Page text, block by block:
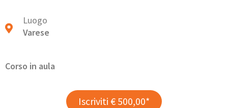
Luogo
Varese
Corso in aula
Iscriviti € 500,00*